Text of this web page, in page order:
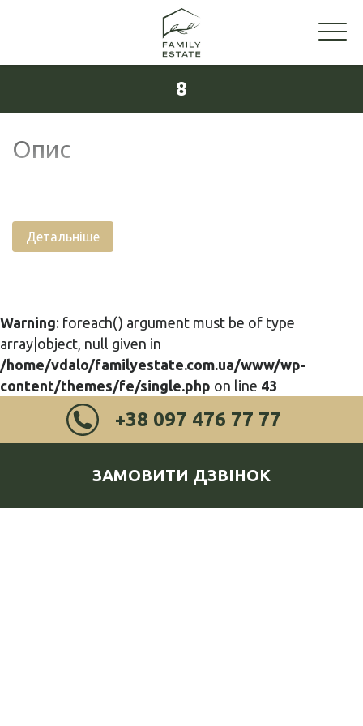
8
Опис
Детальніше
Warning: foreach() argument must be of type
array|object, null given in
/home/vdalo/familyestate.com.ua/www/wp-
content/themes/fe/single.php on line 43
+38 097 476 77 77
ЗАМОВИТИ ДЗВІНОК